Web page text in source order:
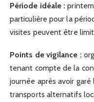
Période idéale :
particulière pour la
visites peuvent être
Points de vigilance :
tenant compte de la
journée après avoir
transports alternatifs